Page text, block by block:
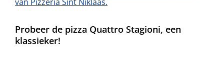
Probeer de pizza Quattro Stagioni, een
klassieker!